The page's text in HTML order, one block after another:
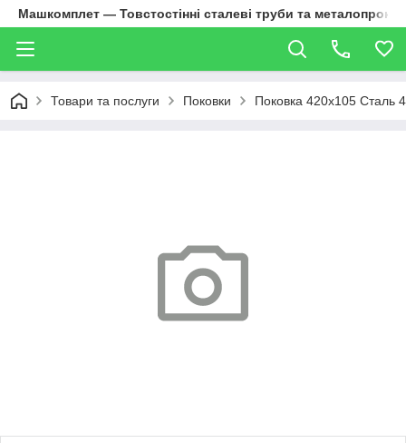
Машкомплет — Товстостінні сталеві труби та металопрокат
Товари та послуги Поковки Поковка 420х105 Сталь